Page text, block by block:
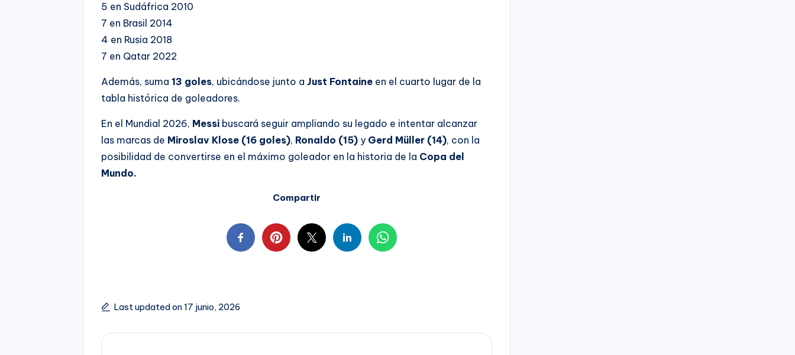
5 en Sudáfrica 2010
7 en Brasil 2014
4 en Rusia 2018
7 en Qatar 2022
Además, suma13 goles, ubicándose junto aJust Fontaine en el cuarto lugar de la
tabla histórica de goleadores.
En el Mundial 2026, Messi buscará seguir ampliando su legado e intentar alcanzar
las marcas de Miroslav Klose (16 goles), Ronaldo (15) y Gerd Müller (14), con la
posibilidad de convertirse en el máximo goleador en la historia de la Copa del
Mundo.
Compartir
Last updated on 17 junio, 2026